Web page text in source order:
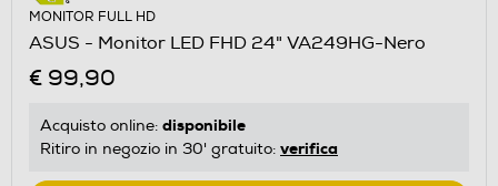
MONITOR FULL HD
ASUS - Monitor LED FHD 24" VA249HG-Nero
€ 99,90
Acquisto online: disponibile
Ritiro in negozio in 30' gratuito: verifica